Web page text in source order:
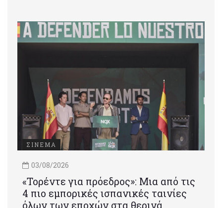
ΣΙΝΕΜΑ
03/08/2026
«Τορέντε για πρόεδρος»: Mια από τις
4 πιο εμπορικές ισπανικές ταινίες
όλων των εποχών στα θερινά